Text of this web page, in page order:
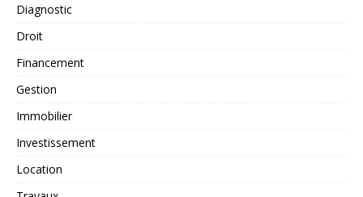
Diagnostic
Droit
Financement
Gestion
Immobilier
Investissement
Location